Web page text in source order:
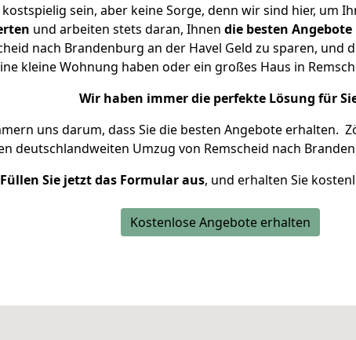
sein, aber keine Sorge, denn wir sind hier, um
und arbeiten stets daran, Ihnen die besten Angebote
nach Brandenburg an der Havel Geld zu sparen, und
kleine Wohnung haben oder ein großes Haus in
Wir haben immer die perfekte Lösung für
uns darum, dass Sie die besten Angebote erhalten.
deutschlandweiten Umzug von Remscheid nach
Füllen Sie jetzt das Formular aus, und erhalten Sie
Kostenlose Angebote erhalten